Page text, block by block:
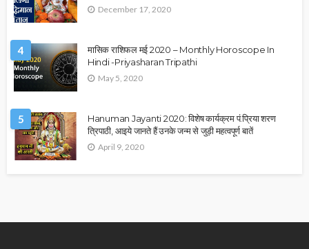
December 17, 2020
4
मासिक राशिफल मई 2020 – Monthly Horoscope In
Hindi -Priyasharan Tripathi
May 5, 2020
5
Hanuman Jayanti 2020: विशेष कार्यक्रम पं.प्रिया शरण
त्रिपाठी, आइये जानते हैं उनके जन्म से जुड़ी महत्वपूर्ण बातें
April 9, 2020